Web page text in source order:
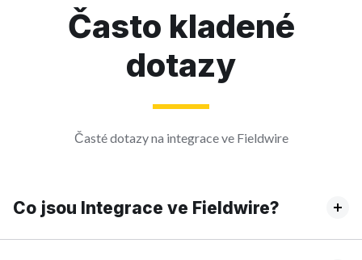
Často kladené
dotazy
Časté dotazy na integrace ve Fieldwire
Co jsou Integrace ve Fieldwire?